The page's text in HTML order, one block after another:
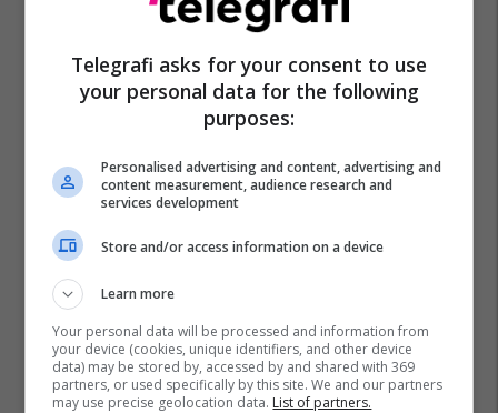
Telegrafi asks for your consent to use
your personal data for the following
purposes:
Personalised advertising and content, advertising and
content measurement, audience research and
services development
Store and/or access information on a device
Learn more
Your personal data will be processed and information from
your device (cookies, unique identifiers, and other device
data) may be stored by, accessed by and shared with 369
partners, or used specifically by this site. We and our partners
may use precise geolocation data. List of partners.